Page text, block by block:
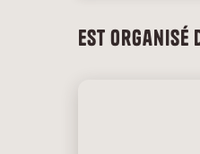
Est organisé